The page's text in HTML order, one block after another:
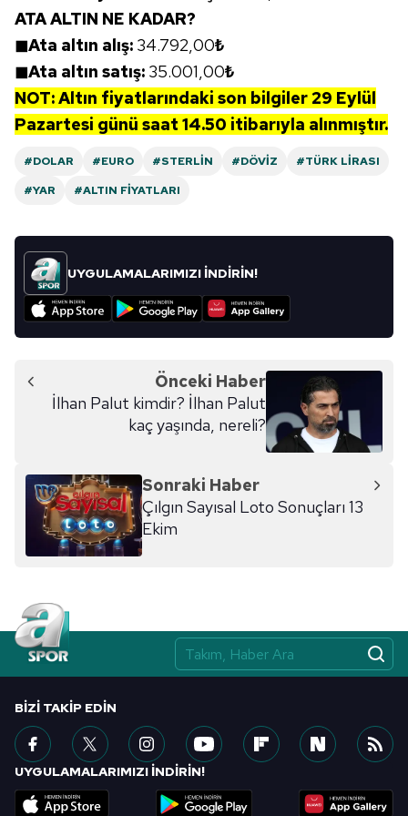
6698 sayılı Kişisel Verilerin Korunması Kanunu uyarınca
ilgili mevzuata uygun olarak kullanılan çerezlerle ilgili bilgi
almak için lütfentıklayınız.
ATA ALTIN NE KADAR?
◼Ata altın alış: 34.792,00₺
◼Ata altın satış: 35.001,00₺
NOT: Altın fiyatlarındaki son bilgiler29 Eylül
Pazartesi günü saat 14.50 itibarıyla alınmıştır.
#DOLAR #EURO #STERLIN #DÖVIZ
#TÜRK LIRASI
#YAR
#ALTIN FIYATLARI
UYGULAMALARIMIZI İNDİRİN!
Önceki Haber
İlhan Palut kimdir? İlhan Palut
kaç yaşında, nereli?
Sonraki Haber
Çılgın Sayısal Loto Sonuçları 13
Ekim
BIZI TAKIP EDIN
UYGULAMALARIMIZI İNDİRİN!